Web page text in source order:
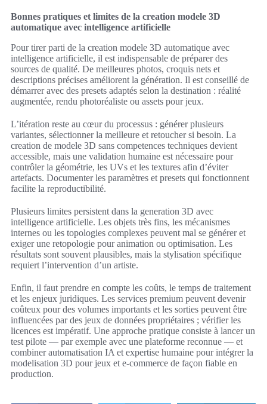
Bonnes pratiques et limites de la creation modele 3D
automatique avec intelligence artificielle
Pour tirer parti de la creation modele 3D automatique avec
intelligence artificielle, il est indispensable de préparer des
sources de qualité. De meilleures photos, croquis nets et
descriptions précises améliorent la génération. Il est conseillé de
démarrer avec des presets adaptés selon la destination : réalité
augmentée, rendu photoréaliste ou assets pour jeux.
L’itération reste au cœur du processus : générer plusieurs
variantes, sélectionner la meilleure et retoucher si besoin. La
creation de modele 3D sans competences techniques devient
accessible, mais une validation humaine est nécessaire pour
contrôler la géométrie, les UVs et les textures afin d’éviter
artefacts. Documenter les paramètres et presets qui fonctionnent
facilite la reproductibilité.
Plusieurs limites persistent dans la generation 3D avec
intelligence artificielle. Les objets très fins, les mécanismes
internes ou les topologies complexes peuvent mal se générer et
exiger une retopologie pour animation ou optimisation. Les
résultats sont souvent plausibles, mais la stylisation spécifique
requiert l’intervention d’un artiste.
Enfin, il faut prendre en compte les coûts, le temps de traitement
et les enjeux juridiques. Les services premium peuvent devenir
coûteux pour des volumes importants et les sorties peuvent être
influencées par des jeux de données propriétaires ; vérifier les
licences est impératif. Une approche pratique consiste à lancer un
test pilote — par exemple avec une plateforme reconnue — et
combiner automatisation IA et expertise humaine pour intégrer la
modelisation 3D pour jeux et e-commerce de façon fiable en
production.